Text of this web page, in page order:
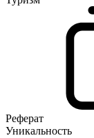
Реферат
Уникальность